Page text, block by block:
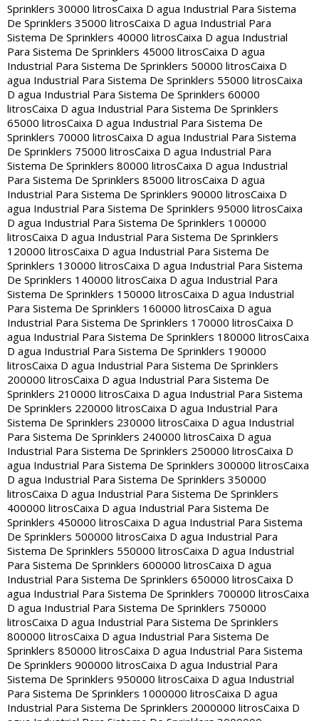
Sprinklers 30000 litrosCaixa D agua Industrial Para Sistema
De Sprinklers 35000 litrosCaixa D agua Industrial Para
Sistema De Sprinklers 40000 litrosCaixa D agua Industrial
Para Sistema De Sprinklers 45000 litrosCaixa D agua
Industrial Para Sistema De Sprinklers 50000 litrosCaixa D
agua Industrial Para Sistema De Sprinklers 55000 litrosCaixa
D agua Industrial Para Sistema De Sprinklers 60000
litrosCaixa D agua Industrial Para Sistema De Sprinklers
65000 litrosCaixa D agua Industrial Para Sistema De
Sprinklers 70000 litrosCaixa D agua Industrial Para Sistema
De Sprinklers 75000 litrosCaixa D agua Industrial Para
Sistema De Sprinklers 80000 litrosCaixa D agua Industrial
Para Sistema De Sprinklers 85000 litrosCaixa D agua
Industrial Para Sistema De Sprinklers 90000 litrosCaixa D
agua Industrial Para Sistema De Sprinklers 95000 litrosCaixa
D agua Industrial Para Sistema De Sprinklers 100000
litrosCaixa D agua Industrial Para Sistema De Sprinklers
120000 litrosCaixa D agua Industrial Para Sistema De
Sprinklers 130000 litrosCaixa D agua Industrial Para Sistema
De Sprinklers 140000 litrosCaixa D agua Industrial Para
Sistema De Sprinklers 150000 litrosCaixa D agua Industrial
Para Sistema De Sprinklers 160000 litrosCaixa D agua
Industrial Para Sistema De Sprinklers 170000 litrosCaixa D
agua Industrial Para Sistema De Sprinklers 180000 litrosCaixa
D agua Industrial Para Sistema De Sprinklers 190000
litrosCaixa D agua Industrial Para Sistema De Sprinklers
200000 litrosCaixa D agua Industrial Para Sistema De
Sprinklers 210000 litrosCaixa D agua Industrial Para Sistema
De Sprinklers 220000 litrosCaixa D agua Industrial Para
Sistema De Sprinklers 230000 litrosCaixa D agua Industrial
Para Sistema De Sprinklers 240000 litrosCaixa D agua
Industrial Para Sistema De Sprinklers 250000 litrosCaixa D
agua Industrial Para Sistema De Sprinklers 300000 litrosCaixa
D agua Industrial Para Sistema De Sprinklers 350000
litrosCaixa D agua Industrial Para Sistema De Sprinklers
400000 litrosCaixa D agua Industrial Para Sistema De
Sprinklers 450000 litrosCaixa D agua Industrial Para Sistema
De Sprinklers 500000 litrosCaixa D agua Industrial Para
Sistema De Sprinklers 550000 litrosCaixa D agua Industrial
Para Sistema De Sprinklers 600000 litrosCaixa D agua
Industrial Para Sistema De Sprinklers 650000 litrosCaixa D
agua Industrial Para Sistema De Sprinklers 700000 litrosCaixa
D agua Industrial Para Sistema De Sprinklers 750000
litrosCaixa D agua Industrial Para Sistema De Sprinklers
800000 litrosCaixa D agua Industrial Para Sistema De
Sprinklers 850000 litrosCaixa D agua Industrial Para Sistema
De Sprinklers 900000 litrosCaixa D agua Industrial Para
Sistema De Sprinklers 950000 litrosCaixa D agua Industrial
Para Sistema De Sprinklers 1000000 litrosCaixa D agua
Industrial Para Sistema De Sprinklers 2000000 litrosCaixa D